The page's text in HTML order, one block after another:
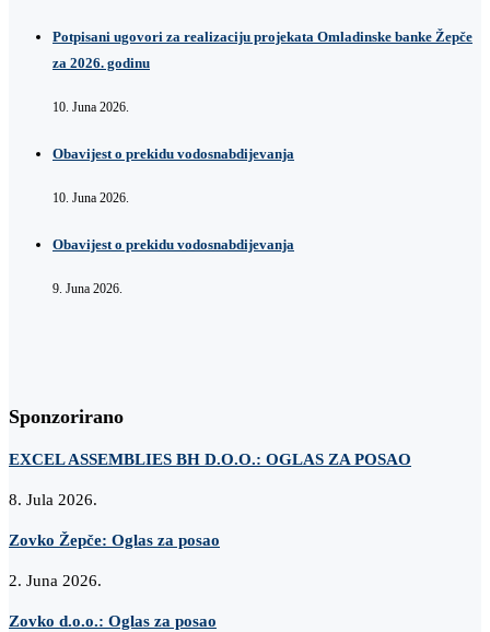
Potpisani ugovori za realizaciju projekata Omladinske banke Žepče
za 2026. godinu
10. Juna 2026.
Obavijest o prekidu vodosnabdijevanja
10. Juna 2026.
Obavijest o prekidu vodosnabdijevanja
9. Juna 2026.
Sponzorirano
EXCEL ASSEMBLIES BH D.O.O.: OGLAS ZA POSAO
8. Jula 2026.
Zovko Žepče: Oglas za posao
2. Juna 2026.
Zovko d.o.o.: Oglas za posao